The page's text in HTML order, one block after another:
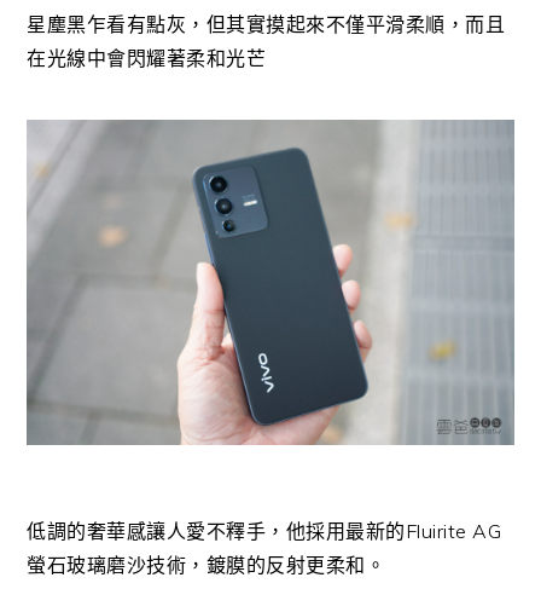
星塵黑乍看有點灰，但其實摸起來不僅平滑柔順，而且
在光線中會閃耀著柔和光芒
低調的奢華感讓人愛不釋手，他採用最新的Fluirite AG
螢石玻璃磨沙技術，鍍膜的反射更柔和。